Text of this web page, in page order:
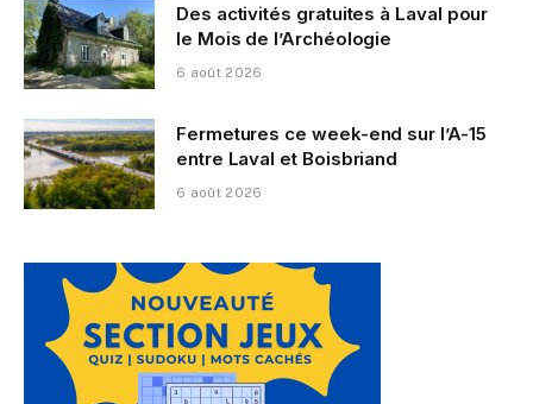
Des activités gratuites à Laval pour
le Mois de l’Archéologie
6 août 2026
Fermetures ce week-end sur l’A-15
entre Laval et Boisbriand
6 août 2026